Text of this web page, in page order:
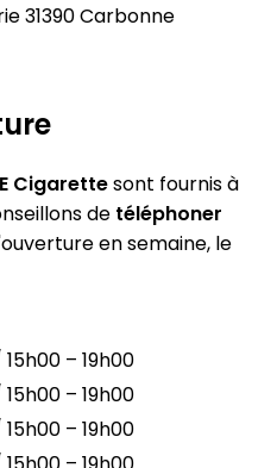
31390 Carbonne
E Cigarettesont fournis à
de téléphoner
en semaine, le
– 19h00
– 19h00
– 19h00